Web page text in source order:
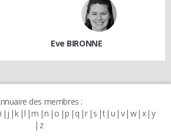
Eve BIRONNE
des membres :
i j k l m n o p q r s t u v w x y
z